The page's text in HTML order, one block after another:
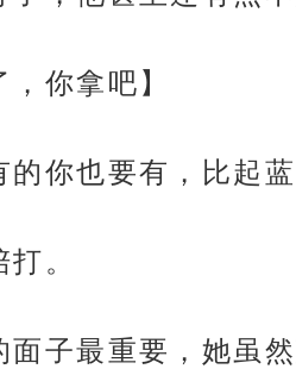
你拿吧】
你也要有，比起
。
子最重要，她虽